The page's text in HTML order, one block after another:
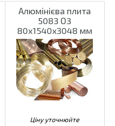
Алюмінієва плита
5083 О3
80х1540х3048 мм